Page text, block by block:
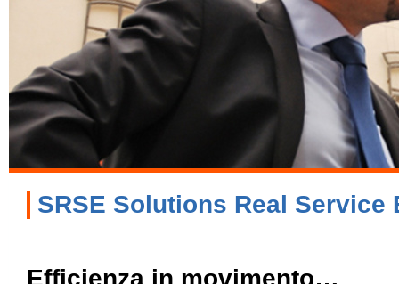
SRSE Solutions Real Service
Efficienza in movimento…